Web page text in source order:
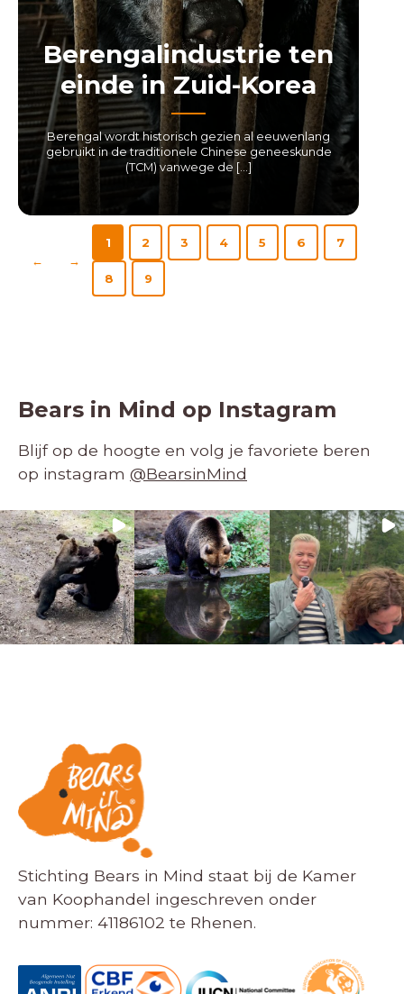
Berengalindustrie ten
einde in Zuid-Korea
Berengal wordt historisch gezien al eeuwenlang
gebruikt in de traditionele Chinese geneeskunde
(TCM) vanwege de […]
LEES MEER
← →
1 2 3 4 5 6 7
8 9
Bears in Mind op Instagram
Blijf op de hoogte en volg je favoriete beren
op instagram @BearsinMind
Stichting Bears in Mind staat bij de Kamer
van Koophandel ingeschreven onder
nummer: 41186102 te Rhenen.